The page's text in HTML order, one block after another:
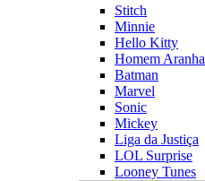
Stitch
Minnie
Hello Kitty
Homem Aranha
Batman
Marvel
Sonic
Mickey
Liga da Justiça
LOL Surprise
Looney Tunes